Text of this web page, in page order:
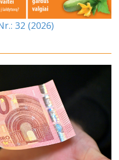
32 (2026)